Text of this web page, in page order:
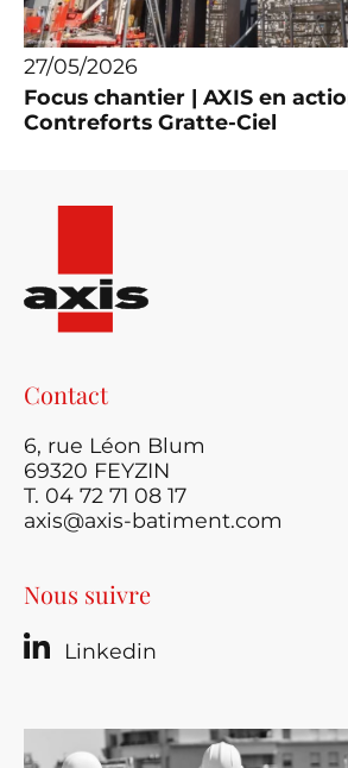
27/05/2026
Focus chantier | AXIS en
Contreforts Gratte-Ciel
Contact
6, rue Léon Blum
69320 FEYZIN
T. 04 72 71 08 17
axis@axis-batiment.com
Nous suivre
Linkedin